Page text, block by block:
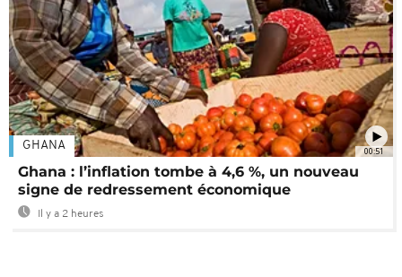
00:51
GHANA
Ghana : l’inflation tombe à 4,6 %, un nouveau
signe de redressement économique
Il y a 2 heures